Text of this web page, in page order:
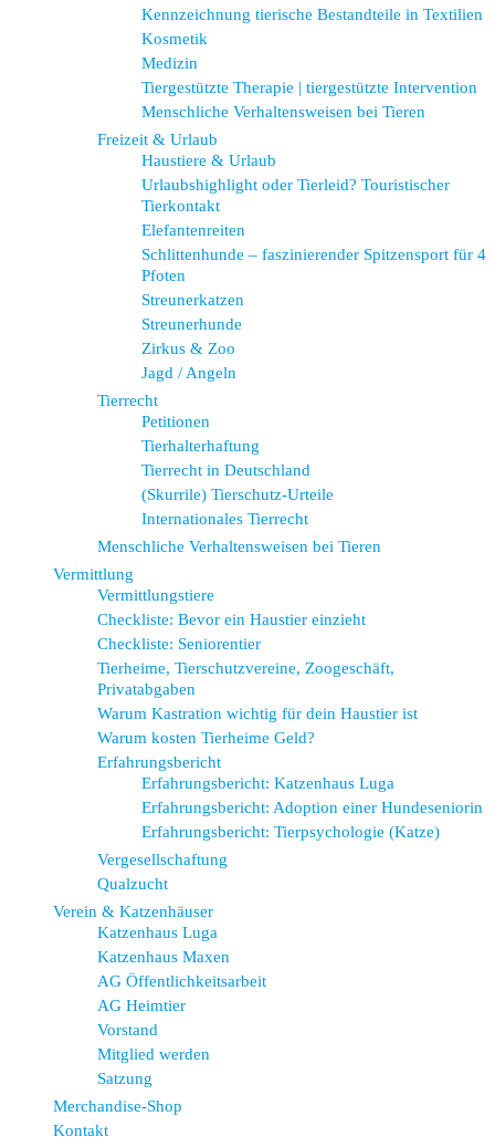
Kennzeichnung tierische Bestandteile in Textilien
Kosmetik
Medizin
Tiergestützte Therapie | tiergestützte Intervention
Menschliche Verhaltensweisen bei Tieren
Freizeit & Urlaub
Haustiere & Urlaub
Urlaubshighlight oder Tierleid? Touristischer
Tierkontakt
Elefantenreiten
Schlittenhunde – faszinierender Spitzensport für 4
Pfoten
Streunerkatzen
Streunerhunde
Zirkus & Zoo
Jagd / Angeln
Tierrecht
Petitionen
Tierhalterhaftung
Tierrecht in Deutschland
(Skurrile) Tierschutz-Urteile
Internationales Tierrecht
Menschliche Verhaltensweisen bei Tieren
Vermittlung
Vermittlungstiere
Checkliste: Bevor ein Haustier einzieht
Checkliste: Seniorentier
Tierheime, Tierschutzvereine, Zoogeschäft,
Privatabgaben
Warum Kastration wichtig für dein Haustier ist
Warum kosten Tierheime Geld?
Erfahrungsbericht
Erfahrungsbericht: Katzenhaus Luga
Erfahrungsbericht: Adoption einer Hundeseniorin
Erfahrungsbericht: Tierpsychologie (Katze)
Vergesellschaftung
Qualzucht
Verein & Katzenhäuser
Katzenhaus Luga
Katzenhaus Maxen
AG Öffentlichkeitsarbeit
AG Heimtier
Vorstand
Mitglied werden
Satzung
Merchandise-Shop
Kontakt